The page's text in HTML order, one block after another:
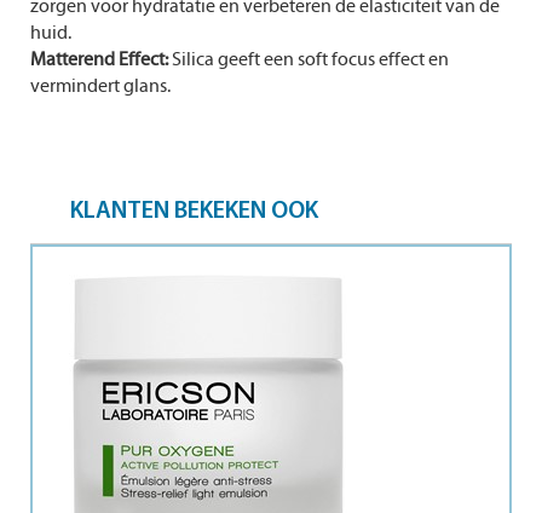
zorgen voor hydratatie en verbeteren de elasticiteit van de
huid.
Matterend Effect:Silica geeft een soft focus effect en
vermindert glans.
KLANTEN BEKEKEN OOK